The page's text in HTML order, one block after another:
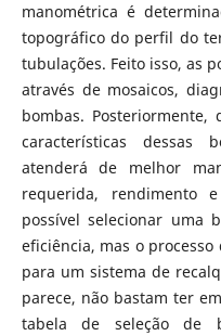
manométrica é
topográfico do perfil do
tubulações. Feito isso, as
através de mosaicos,
bombas. Posteriormente,
características dessas
atenderá de melhor
requerida, rendimento
possível selecionar uma
eficiência, mas o
para um sistema de
parece, não bastam ter
tabela de seleção de